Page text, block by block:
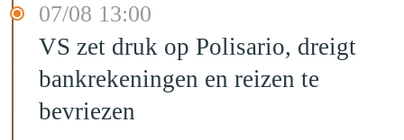
07/08 13:00
VS zet druk op Polisario, dreigt
bankrekeningen en reizen te
bevriezen